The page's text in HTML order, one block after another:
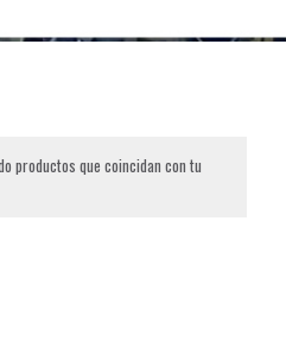
productos que coincidan con tu